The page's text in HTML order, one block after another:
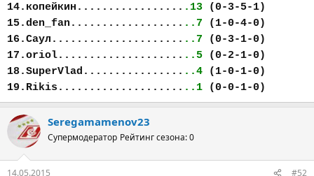
14.копейкин................. .13 (0-3-5-1)
15.den_fan.................. ..7 (1-0-4-0)
16.Саул..................... ..7 (0-3-1-0)
17.oriol.................... ..5 (0-2-1-0)
18.SuperVlad................ ..4 (1-0-1-0)
19.Rikis.................... ..1 (0-0-1-0)
Seregamamenov23
Супермодератор Рейтинг сезона: 0
14.05.2015 #52